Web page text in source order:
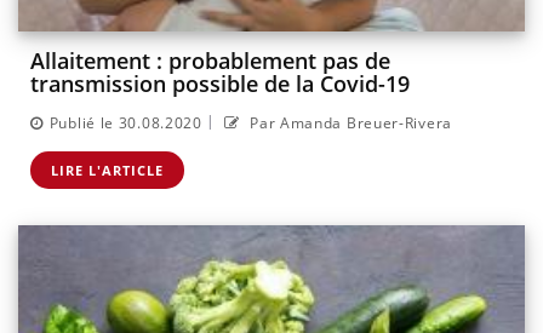
Allaitement : probablement pas de
transmission possible de la Covid-19
Publié le 30.08.2020 | Par Amanda Breuer-Rivera
LIRE L'ARTICLE